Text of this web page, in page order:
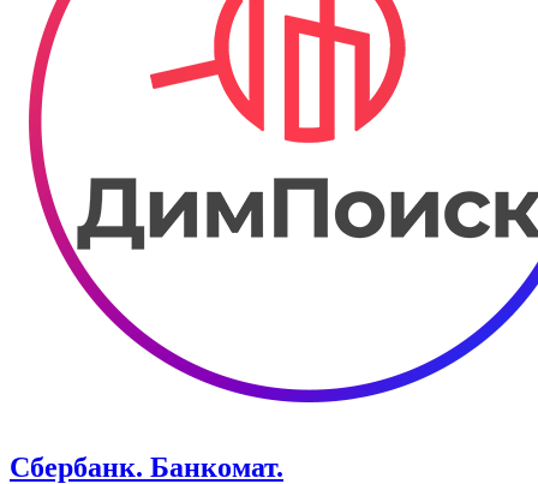
Сбербанк. Банкомат.